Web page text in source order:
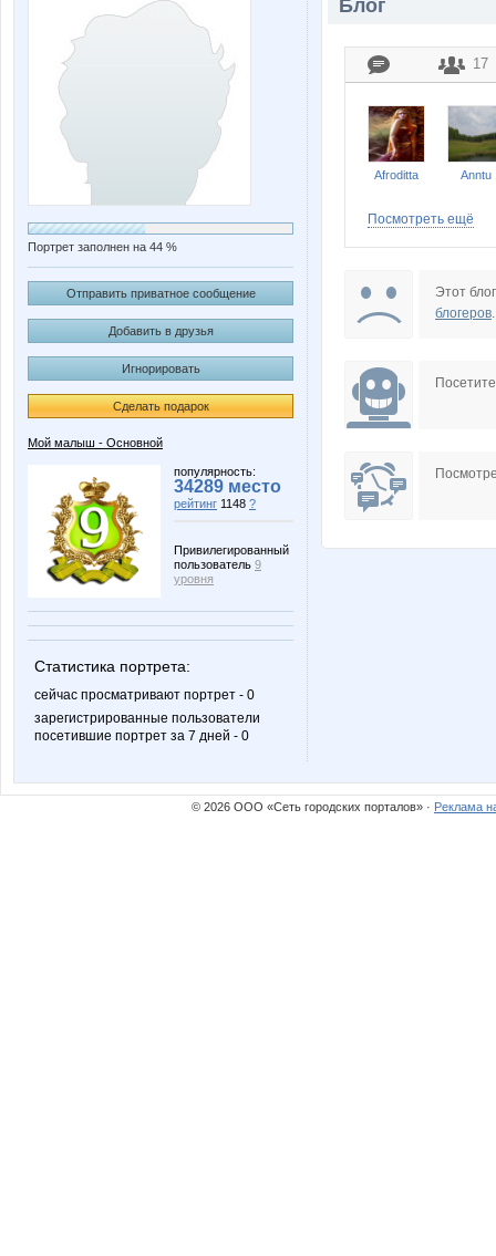
Портрет заполнен на 44 %
Отправить приватное сообщение
Добавить в друзья
Игнорировать
Сделать подарок
Мой малыш - Основной
популярность:
34289 место
рейтинг 1148 ?
Привилегированный
пользователь 9
уровня
Статистика портрета:
сейчас просматривают портрет - 0
зарегистрированные пользователи
посетившие портрет за 7 дней - 0
Блог
17
Afroditta Anntu
nightmare
Любовь** Лолана
Посмотреть ещё
Этот
блогеров.
© 2026 ООО «Сеть городских порталов» · Реклама